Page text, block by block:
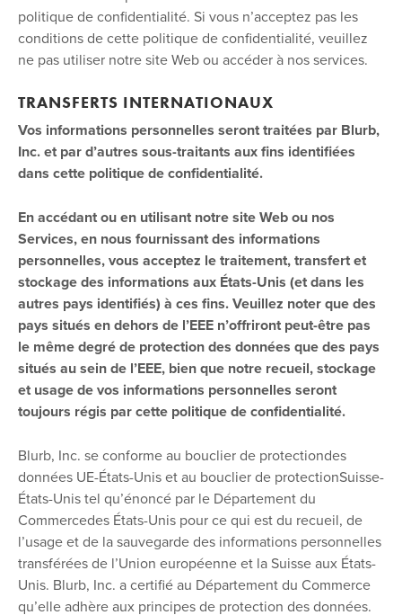
politique de confidentialité. Si vous n’acceptez pas les
conditions de cette politique de confidentialité, veuillez
ne pas utiliser notre site Web ou accéder à nos services.
TRANSFERTS INTERNATIONAUX
Vos informations personnelles seront traitées par Blurb,
Inc. et par d’autres sous-traitants aux fins identifiées
dans cette politique de confidentialité.
En accédant ou en utilisant notre site Web ou nos
Services, en nous fournissant des informations
personnelles, vous acceptez le traitement, transfert et
stockage des informations aux États-Unis (et dans les
autres pays identifiés) à ces fins. Veuillez noter que des
pays situés en dehors de l’EEE n’offriront peut-être pas
le même degré de protection des données que des pays
situés au sein de l’EEE, bien que notre recueil, stockage
et usage de vos informations personnelles seront
toujours régis par cette politique de confidentialité.
Blurb, Inc. se conforme au bouclier de protectiondes
données UE-États-Unis et au bouclier de protectionSuisse-
États-Unis tel qu’énoncé par le Département du
Commercedes États-Unis pour ce qui est du recueil, de
l’usage et de la sauvegarde des informations personnelles
transférées de l’Union européenne et la Suisse aux États-
Unis. Blurb, Inc. a certifié au Département du Commerce
qu’elle adhère aux principes de protection des données.